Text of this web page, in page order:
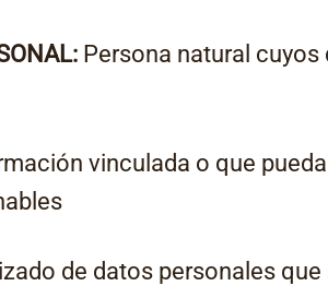
Persona natural
vinculada o que
de datos personales